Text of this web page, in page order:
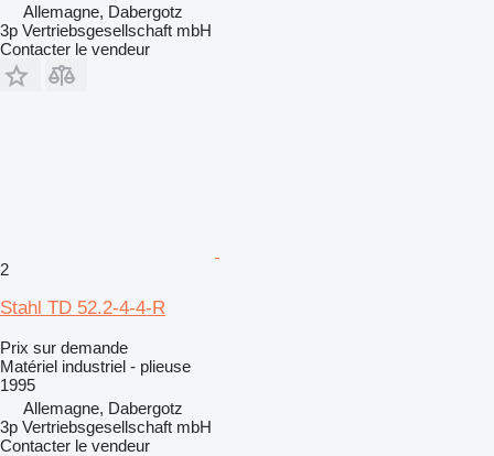
Allemagne, Dabergotz
3p Vertriebsgesellschaft mbH
Contacter le vendeur
2
Stahl TD 52.2-4-4-R
Prix sur demande
Matériel industriel - plieuse
1995
Allemagne, Dabergotz
3p Vertriebsgesellschaft mbH
Contacter le vendeur